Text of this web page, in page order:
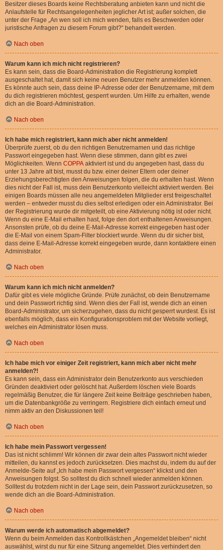
Besitzer dieses Boards keine Rechtsberatung anbieten kann und nicht die
Anlaufstelle für Rechtsangelegenheiten jeglicher Art ist; außer solchen, die
unter der Frage „An wen soll ich mich wenden, falls es Beschwerden oder
juristische Anfragen zu diesem Forum gibt?“ behandelt werden.
Nach oben
Warum kann ich mich nicht registrieren?
Es kann sein, dass die Board-Administration die Registrierung komplett
ausgeschaltet hat, damit sich keine neuen Benutzer mehr anmelden können.
Es könnte auch sein, dass deine IP-Adresse oder der Benutzername, mit dem
du dich registrieren möchtest, gesperrt wurden. Um Hilfe zu erhalten, wende
dich an die Board-Administration.
Nach oben
Ich habe mich registriert, kann mich aber nicht anmelden!
Überprüfe zuerst, ob du den richtigen Benutzernamen und das richtige
Passwort eingegeben hast. Wenn diese stimmen, dann gibt es zwei
Möglichkeiten. Wenn COPPA aktiviert ist und du angegeben hast, dass du
unter 13 Jahre alt bist, musst du bzw. einer deiner Eltern oder deiner
Erziehungsberechtigten den Anweisungen folgen, die du erhalten hast. Wenn
dies nicht der Fall ist, muss dein Benutzerkonto vielleicht aktiviert werden. Bei
einigen Boards müssen alle neu angemeldeten Mitglieder erst freigeschaltet
werden – entweder musst du dies selbst erledigen oder ein Administrator. Bei
der Registrierung wurde dir mitgeteilt, ob eine Aktivierung nötig ist oder nicht.
Wenn du eine E-Mail erhalten hast, folge den dort enthaltenen Anweisungen.
Ansonsten prüfe, ob du deine E-Mail-Adresse korrekt eingegeben hast oder
die E-Mail von einem Spam-Filter blockiert wurde. Wenn du dir sicher bist,
dass deine E-Mail-Adresse korrekt eingegeben wurde, dann kontaktiere einen
Administrator.
Nach oben
Warum kann ich mich nicht anmelden?
Dafür gibt es viele mögliche Gründe. Prüfe zunächst, ob dein Benutzername
und dein Passwort richtig sind. Wenn dies der Fall ist, wende dich an einen
Board-Administrator, um sicherzugehen, dass du nicht gesperrt wurdest. Es ist
ebenfalls möglich, dass ein Konfigurationsproblem mit der Website vorliegt,
welches ein Administrator lösen muss.
Nach oben
Ich habe mich vor einiger Zeit registriert, kann mich aber nicht mehr
anmelden?!
Es kann sein, dass ein Administrator dein Benutzerkonto aus verschieden
Gründen deaktiviert oder gelöscht hat. Außerdem löschen viele Boards
regelmäßig Benutzer, die für längere Zeit keine Beiträge geschrieben haben,
um die Datenbankgröße zu verringern. Registriere dich einfach erneut und
nimm aktiv an den Diskussionen teil!
Nach oben
Ich habe mein Passwort vergessen!
Das ist nicht schlimm! Wir können dir zwar dein altes Passwort nicht wieder
mitteilen, du kannst es jedoch zurücksetzen. Dies machst du, indem du auf der
Anmelde-Seite auf „Ich habe mein Passwort vergessen“ klickst und den
Anweisungen folgst. So solltest du dich schnell wieder anmelden können.
Solltest du trotzdem nicht in der Lage sein, dein Passwort zurückzusetzen, so
wende dich an die Board-Administration.
Nach oben
Warum werde ich automatisch abgemeldet?
Wenn du beim Anmelden das Kontrollkästchen „Angemeldet bleiben“ nicht
auswählst, wirst du nur für eine Sitzung angemeldet. Dies verhindert den